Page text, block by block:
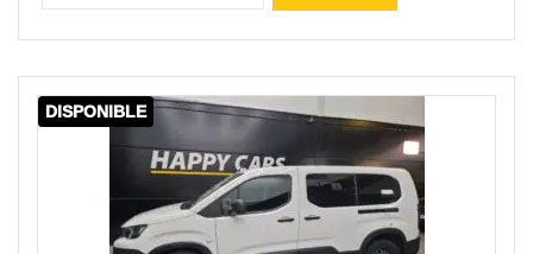
DISPONIBLE